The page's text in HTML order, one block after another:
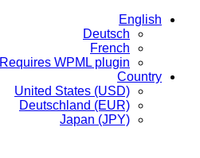
English
Deutsch
French
Requires WPML plugin
Country
United States (USD)
Deutschland (EUR)
Japan (JPY)